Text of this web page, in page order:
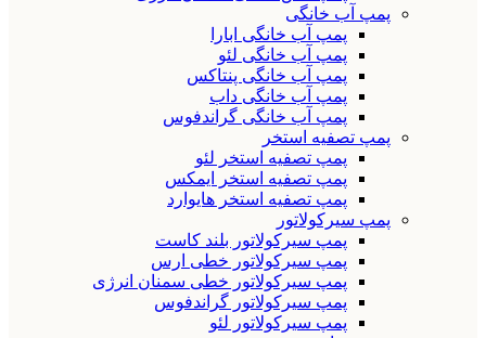
پمپ آب خانگی
پمپ آب خانگی ابارا
پمپ آب خانگی لئو
پمپ آب خانگی پنتاکس
پمپ آب خانگی داب
پمپ آب خانگی گراندفوس
پمپ تصفیه استخر
پمپ تصفیه استخر لئو
پمپ تصفیه استخر ایمکس
پمپ تصفیه استخر هایوارد
پمپ سیرکولاتور
پمپ سیرکولاتور بلند کاست
پمپ سیرکولاتور خطی ارس
پمپ سیرکولاتور خطی سمنان انرژی
پمپ سیرکولاتور گراندفوس
پمپ سیرکولاتور لئو